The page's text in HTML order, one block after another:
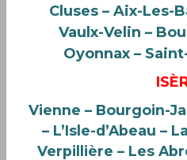
Cluses – Aix-Les-
Vaulx-Velin –
Oyonnax –
Vienne – Bourgoin-
– L’Isle-d’Abeau –
Verpillière – Les